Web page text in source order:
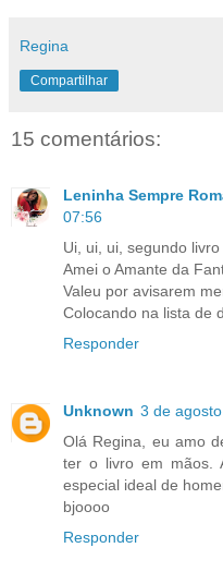
Regina
Compartilhar
15 comentários:
Leninha Sempre
07:56
Ui, ui, ui, segundo livro
Amei o Amante da
Valeu por avisarem
Colocando na lista de
Responder
Unknown 3 de
Olá Regina, eu amo
ter o livro em mãos.
especial ideal de
bjoooo
Responder